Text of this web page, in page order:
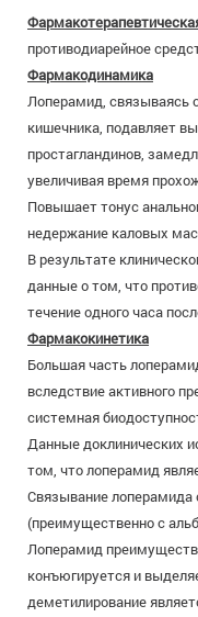
противодиарейное
Фармакодинамика
Лоперамид, связываясь
кишечника, подавляет
простагландинов,
увеличивая время
Повышает тонус
недержание каловых
В результате
данные о том, что
течение одного часа
Фармакокинетика
Большая часть
вследствие активного
системная
Данные доклинических
том, что лоперамид
Связывание
(преимущественно с
Лоперамид
конъюгируется и
деметилирование